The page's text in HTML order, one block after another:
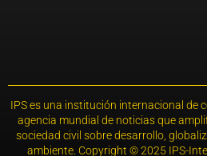
IPS es una institución internacional de
agencia mundial de noticias que
sociedad civil sobre desarrollo,
ambiente. Copyright © 2025 IPS-